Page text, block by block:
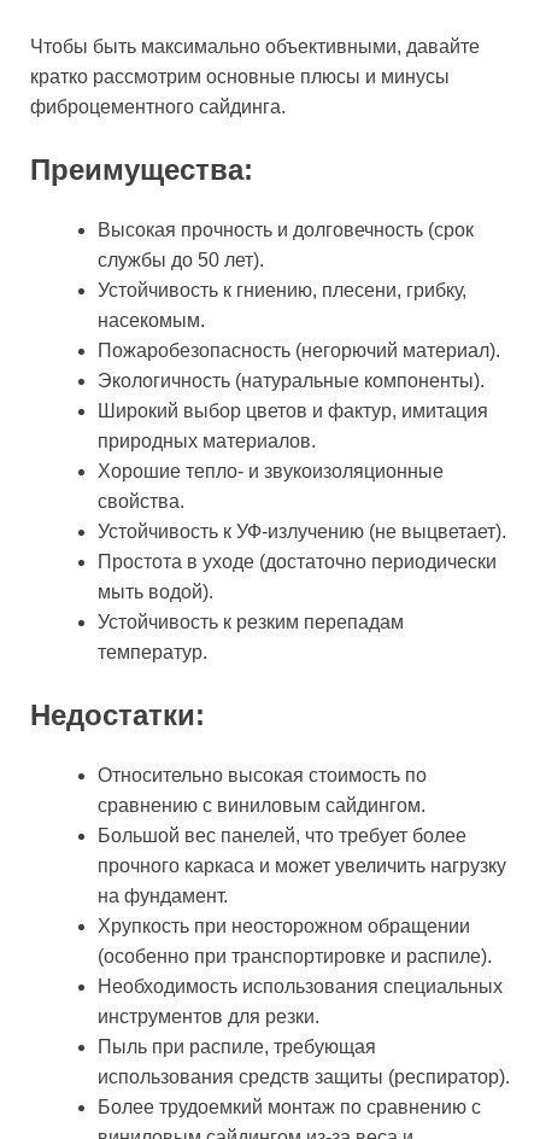
Чтобы быть максимально объективными, давайте
кратко рассмотрим основные плюсы и минусы
фиброцементного сайдинга.
Преимущества:
Высокая прочность и долговечность (срок
службы до 50 лет).
Устойчивость к гниению, плесени, грибку,
насекомым.
Пожаробезопасность (негорючий материал).
Экологичность (натуральные компоненты).
Широкий выбор цветов и фактур, имитация
природных материалов.
Хорошие тепло- и звукоизоляционные
свойства.
Устойчивость к УФ-излучению (не выцветает).
Простота в уходе (достаточно периодически
мыть водой).
Устойчивость к резким перепадам
температур.
Недостатки:
Относительно высокая стоимость по
сравнению с виниловым сайдингом.
Большой вес панелей, что требует более
прочного каркаса и может увеличить нагрузку
на фундамент.
Хрупкость при неосторожном обращении
(особенно при транспортировке и распиле).
Необходимость использования специальных
инструментов для резки.
Пыль при распиле, требующая
использования средств защиты (респиратор).
Более трудоемкий монтаж по сравнению с